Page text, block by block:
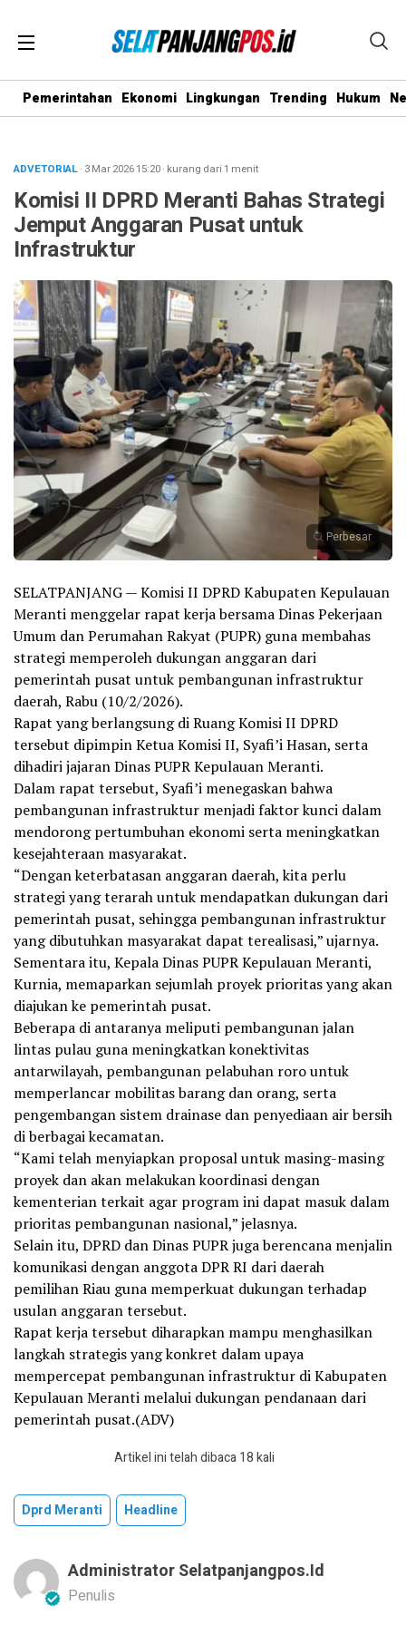
Pemerintahan Ekonomi Lingkungan Trending Hukum
ADVETORIAL· 3 Mar 202615:20· kurang dari 1 menit
Komisi II DPRD Meranti Bahas Strategi
Jemput Anggaran Pusat untuk
Infrastruktur
Perbesar
SELATPANJANG — Komisi II DPRD Kabupaten Kepulauan
Meranti menggelar rapat kerja bersama Dinas Pekerjaan
Umum dan Perumahan Rakyat (PUPR) guna membahas
strategi memperoleh dukungan anggaran dari
pemerintah pusat untuk pembangunan infrastruktur
daerah, Rabu (10/2/2026).
Rapat yang berlangsung di Ruang Komisi II DPRD
tersebut dipimpin Ketua Komisi II, Syafi’i Hasan, serta
dihadiri jajaran Dinas PUPR Kepulauan Meranti.
Dalam rapat tersebut, Syafi’i menegaskan bahwa
pembangunan infrastruktur menjadi faktor kunci dalam
mendorong pertumbuhan ekonomi serta meningkatkan
kesejahteraan masyarakat.
“Dengan keterbatasan anggaran daerah, kita perlu
strategi yang terarah untuk mendapatkan dukungan dari
pemerintah pusat, sehingga pembangunan infrastruktur
yang dibutuhkan masyarakat dapat terealisasi,” ujarnya.
Sementara itu, Kepala Dinas PUPR Kepulauan Meranti,
Kurnia, memaparkan sejumlah proyek prioritas yang akan
diajukan ke pemerintah pusat.
Beberapa di antaranya meliputi pembangunan jalan
lintas pulau guna meningkatkan konektivitas
antarwilayah, pembangunan pelabuhan roro untuk
memperlancar mobilitas barang dan orang, serta
pengembangan sistem drainase dan penyediaan air bersih
di berbagai kecamatan.
“Kami telah menyiapkan proposal untuk masing-masing
proyek dan akan melakukan koordinasi dengan
kementerian terkait agar program ini dapat masuk dalam
prioritas pembangunan nasional,” jelasnya.
Selain itu, DPRD dan Dinas PUPR juga berencana menjalin
komunikasi dengan anggota DPR RI dari daerah
pemilihan Riau guna memperkuat dukungan terhadap
usulan anggaran tersebut.
Rapat kerja tersebut diharapkan mampu menghasilkan
langkah strategis yang konkret dalam upaya
mempercepat pembangunan infrastruktur di Kabupaten
Kepulauan Meranti melalui dukungan pendanaan dari
pemerintah pusat.(ADV)
Artikel ini telah dibaca 18 kali
Dprd Meranti Headline
Administrator Selatpanjangpos.id
Penulis